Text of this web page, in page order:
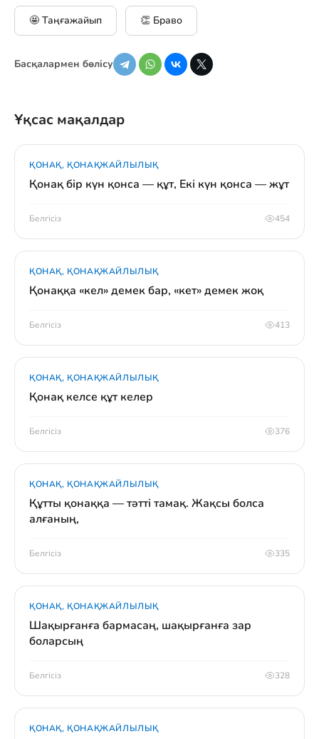
🤩 Таңғажайып 👏 Браво
Басқалармен бөлісу
Ұқсас мақалдар
ҚОНАҚ, ҚОНАҚЖАЙЛЫЛЫҚ
Қонақ бір күн қонса — құт, Екі күн қонса — жұт
Белгісіз 454
ҚОНАҚ, ҚОНАҚЖАЙЛЫЛЫҚ
Қонаққа «кел» демек бар, «кет» демек жоқ
Белгісіз 413
ҚОНАҚ, ҚОНАҚЖАЙЛЫЛЫҚ
Қонақ келсе құт келер
Белгісіз 376
ҚОНАҚ, ҚОНАҚЖАЙЛЫЛЫҚ
Құтты қонаққа — тәтті тамақ. Жақсы болса
алғаның,
Белгісіз 335
ҚОНАҚ, ҚОНАҚЖАЙЛЫЛЫҚ
Шақырғанға бармасаң, шақырғанға зар
боларсың
Белгісіз 328
ҚОНАҚ, ҚОНАҚЖАЙЛЫЛЫҚ